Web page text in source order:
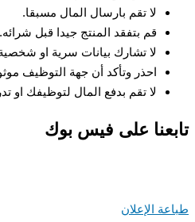
لا تقم بارسال المال مسبقا.
قم بتفقد المنتج جيدا قبل شرائه.
لا تشارك بيانات سرية او شخصية.
احذر وتأكد أن جهة التوظيف موثوقة.
لا تقم بدفع المال لتوظيفك او تدريبك.
على فيس بوك
الإعلان